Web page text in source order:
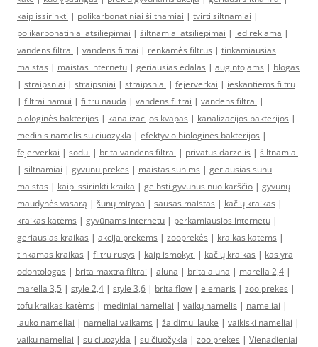
kaip issirinkti | polikarbonatiniai šiltnamiai | tvirti siltnamiai |
polikarbonatiniai atsiliepimai | šiltnamiai atsiliepimai | led reklama |
vandens filtrai | vandens filtrai | renkamės filtrus | tinkamiausias
maistas | maistas internetu | geriausias ėdalas | augintojams | blogas
| straipsniai | straipsniai | straipsniai | fejerverkai | ieskantiems filtru
| filtrai namui | filtru nauda | vandens filtrai | vandens filtrai |
biologinės bakterijos | kanalizacijos kvapas | kanalizacijos bakterijos |
medinis namelis su ciuozykla | efektyvio biologinės bakterijos |
fejerverkai | sodui | brita vandens filtrai | privatus darzelis | šiltnamiai
| siltnamiai | gyvunu prekes | maistas sunims | geriausias sunu
maistas | kaip issirinkti kraika | gelbsti gyvūnus nuo karščio | gyvūnų
maudynės vasarą | šunų mityba | sausas maistas | kačių kraikas |
kraikas katėms | gyvūnams internetu | perkamiausios internetu |
geriausias kraikas | akcija prekems | zooprekės | kraikas katems |
tinkamas kraikas | filtru rusys | kaip ismokyti | kačių kraikas | kas yra
odontologas | brita maxtra filtrai | aluna | brita aluna | marella 2,4 |
marella 3,5 | style 2,4 | style 3,6 | brita flow | elemaris | zoo prekes |
tofu kraikas katėms | mediniai nameliai | vaikų namelis | nameliai |
lauko nameliai | nameliai vaikams | žaidimui lauke | vaikiski nameliai |
vaiku nameliai | su ciuozykla | su čiuožykla | zoo prekes | Vienadieniai